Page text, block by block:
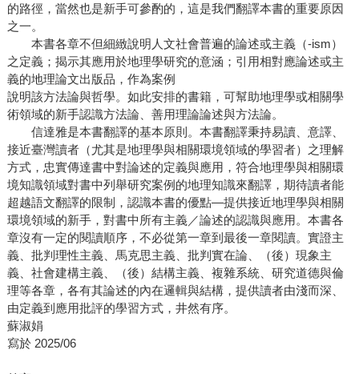
的路徑，當然也是新手可參酌的，這是我們翻譯本書的重要原因
之一。
本書各章不但細緻說明人文社會普遍的論述或主義（-ism）
之定義；揭示其應用於地理學研究的意涵；引用相對應論述或主
義的地理論文出版品，作為案例
說明該方法論與哲學。如此安排的書籍，可幫助地理學或相關學
術領域的新手認識方法論、善用理論論述與方法論。
信達雅是本書翻譯的基本原則。本書翻譯秉持易讀、意譯、
接近臺灣讀者（尤其是地理學與相關環境領域的學習者）之理解
方式，忠實傳達書中對論述的定義與應用，符合地理學與相關環
境知識領域對書中列舉研究案例的地理知識來翻譯，期待讀者能
超越語文翻譯的限制，認識本書的優點—提供接近地理學與相關
環境領域的新手，對書中所有主義／論述的認識與應用。本書各
章沒有一定的閱讀順序，不必從第一章到最後一章閱讀。實證主
義、批判理性主義、馬克思主義、批判實在論、（後）現象主
義、社會建構主義、（後）結構主義、複雜系統、研究道德與倫
理等各章，各有其論述的內在邏輯與結構，提供讀者由淺而深、
由定義到應用批評的學習方式，井然有序。
蘇淑娟
寫於 2025/06